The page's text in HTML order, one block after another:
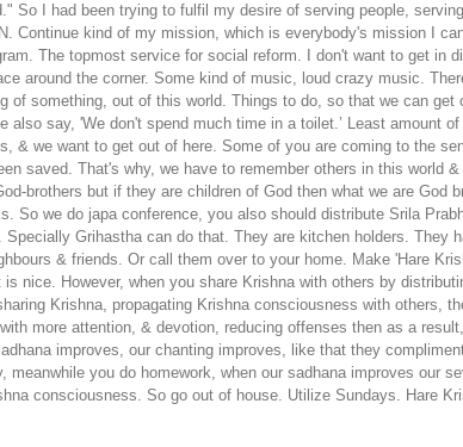
So I had been trying to fulfil my desire of serving people,
kind of my mission, which is everybody's mission I
The topmost service for social reform. I don't want to get in
around the corner. Some kind of music, loud crazy music.
something, out of this world. Things to do, so that we can
say, 'We don't spend much time in a toilet.’ Least amount
& we want to get out of here. Some of you are coming to the
saved. That's why, we have to remember others in this world
brothers but if they are children of God then what we are God
So we do japa conference, you also should distribute Srila
Grihastha can do that. They are kitchen holders.
& friends. Or call them over to your home. Make 'Hare
nice. However, when you share Krishna with others by
Krishna, propagating Krishna consciousness with others,
more attention, & devotion, reducing offenses then as a
improves, our chanting improves, like that they
you do homework, when our sadhana improves our
consciousness. So go out of house. Utilize Sundays. Hare